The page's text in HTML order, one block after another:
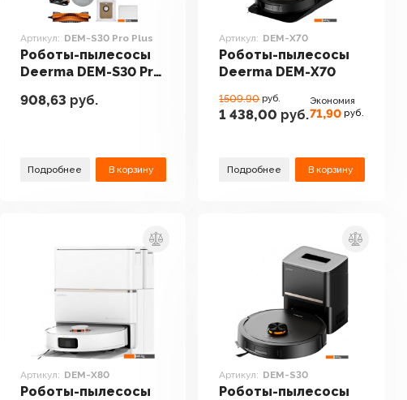
Артикул: DEM-S30 Pro Plus
Роботы-пылесосы
Deerma DEM-S30 Pro
908,63 руб.
Подробнее В корзину
Артикул: DEM-X70
Роботы-пылесосы
Deerma DEM-X70
1509.90 руб.
1 438,00 руб.
Экономия
71,90 руб.
Подробнее В корзину
Артикул: DEM-X80
Роботы-пылесосы
Артикул: DEM-S30
Роботы-пылесосы